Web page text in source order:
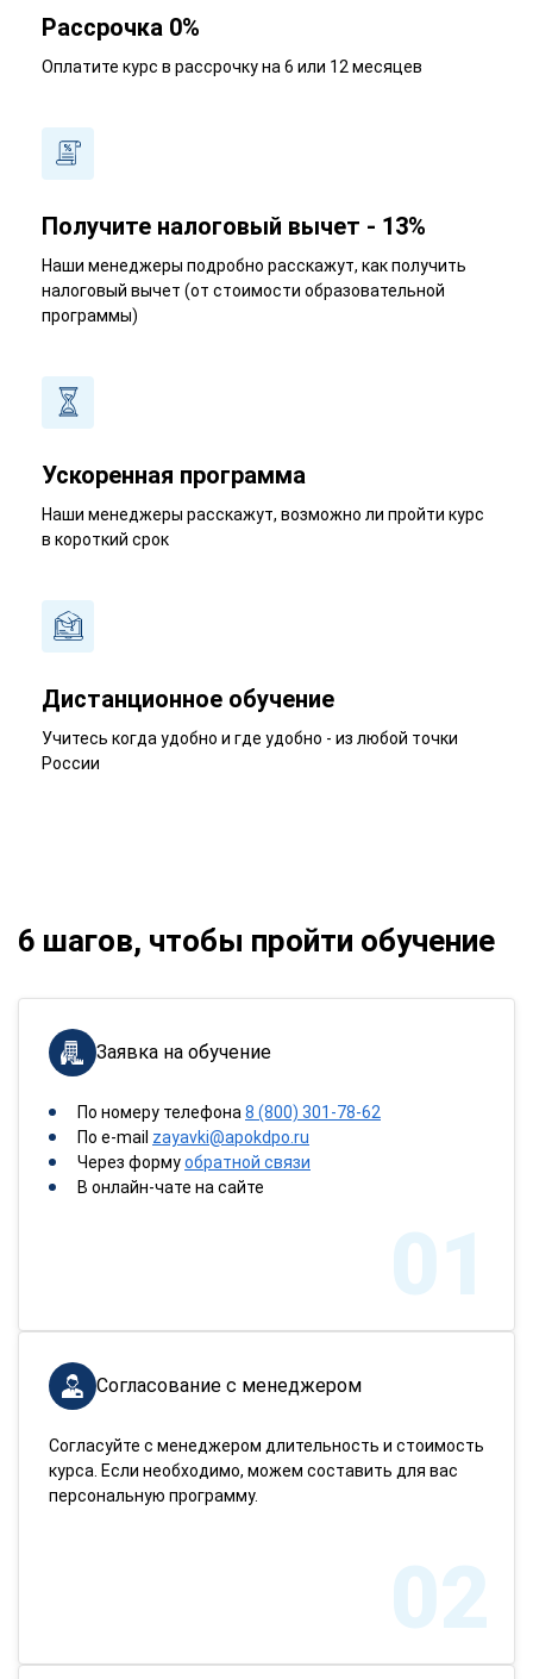
Рассрочка 0%
Оплатите курс в рассрочку на 6 или 12 месяцев
Получите налоговый вычет - 13%
Наши менеджеры подробно расскажут, как получить
налоговый вычет (от стоимости образовательной
программы)
Ускоренная программа
Наши менеджеры расскажут, возможно ли пройти курс
в короткий срок
Дистанционное обучение
Учитесь когда удобно и где удобно - из любой точки
России
6 шагов, чтобы пройти обучение
Заявка на обучение
По номеру телефона 8 (800) 301-78-62
По e-mail zayavki@apokdpo.ru
Через формуобратной связи
В онлайн-чате на сайте
01
Согласование с менеджером
Согласуйте с менеджером длительность и стоимость
курса. Если необходимо, можем составить для вас
персональную программу.
02